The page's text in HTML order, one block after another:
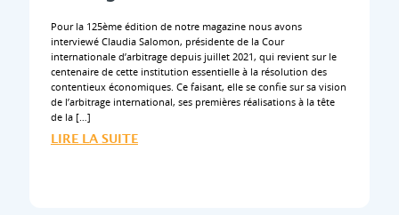
Pour la 125ème édition de notre magazine nous avons
interviewé Claudia Salomon, présidente de la Cour
internationale d’arbitrage depuis juillet 2021, qui revient sur le
centenaire de cette institution essentielle à la résolution des
contentieux économiques. Ce faisant, elle se confie sur sa vision
de l’arbitrage international, ses premières réalisations à la tête
de la […]
LIRE LA SUITE